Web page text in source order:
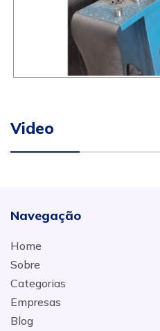
Video
Navegação
Home
Sobre
Categorias
Empresas
Blog